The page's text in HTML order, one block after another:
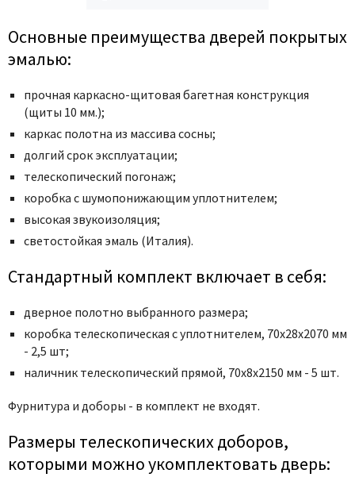
Основные преимущества дверей покрытых
эмалью:
прочная каркасно-щитовая багетная конструкция
(щиты 10 мм.);
каркас полотна из массива сосны;
долгий срок эксплуатации;
телескопический погонаж;
коробка с шумопонижающим уплотнителем;
высокая звукоизоляция;
светостойкая эмаль (Италия).
Стандартный комплект включает в себя:
дверное полотно выбранного размера;
коробка телескопическая с уплотнителем, 70x28x2070 мм
- 2,5 шт;
наличник телескопический прямой, 70x8x2150 мм - 5 шт.
Фурнитура и доборы - в комплект не входят.
Размеры телескопических доборов,
которыми можно укомплектовать дверь: